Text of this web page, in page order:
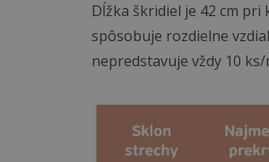
Dĺžka škridiel je 42 cm
spôsobuje rozdielne
nepredstavuje vždy 10 ks/